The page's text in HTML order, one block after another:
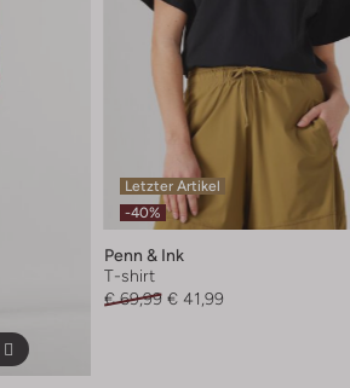
Letzter Artikel
-40%
Penn & Ink
T-shirt
€ 69,99 € 41,99